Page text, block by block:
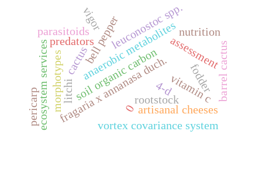
fragaria x annanasa duch.
anaerobic metabolites
vitamin c
soil organic carbon
bell pepper
vortex covariance system
leuconostoc spp.
artisanal cheeses
predators
parasitoids
assessment
ecosystem servicesmorphotypeslitchi
nutrition
pericarp rootstock
vigor
barrel cactus
cactus
0
4-d fodder